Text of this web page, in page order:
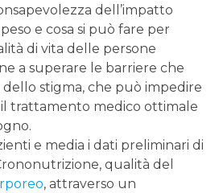
dell’impatto
e cosa si può fare per
di vita delle persone
a superare le barriere che
dello stigma, che può impedire
trattamento medico ottimale
e media i dati preliminari di
qualità del
, attraverso un